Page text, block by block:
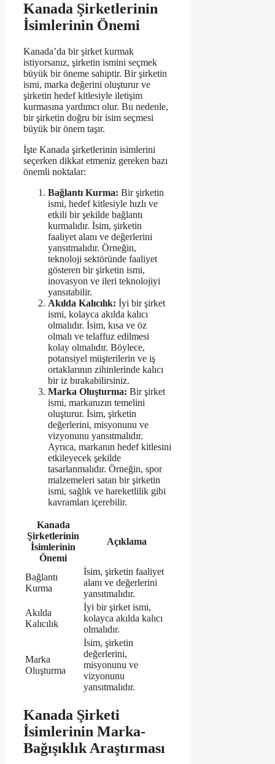
Kanada Şirketlerinin
İsimlerinin Önemi
Kanada’da bir şirket kurmak
istiyorsanız, şirketin ismini seçmek
büyük bir öneme sahiptir. Bir şirketin
ismi, marka değerini oluşturur ve
şirketin hedef kitlesiyle iletişim
kurmasına yardımcı olur. Bu nedenle,
bir şirketin doğru bir isim seçmesi
büyük bir önem taşır.
İşte Kanada şirketlerinin isimlerini
seçerken dikkat etmeniz gereken bazı
önemli noktalar:
Bağlantı Kurma: Bir şirketin
ismi, hedef kitlesiyle hızlı ve
etkili bir şekilde bağlantı
kurmalıdır. İsim, şirketin
faaliyet alanı ve değerlerini
yansıtmalıdır. Örneğin,
teknoloji sektöründe faaliyet
gösteren bir şirketin ismi,
inovasyon ve ileri teknolojiyi
yansıtabilir.
Akılda Kalıcılık: İyi bir şirket
ismi, kolayca akılda kalıcı
olmalıdır. İsim, kısa ve öz
olmalı ve telaffuz edilmesi
kolay olmalıdır. Böylece,
potansiyel müşterilerin ve iş
ortaklarının zihinlerinde kalıcı
bir iz bırakabilirsiniz.
Marka Oluşturma: Bir şirket
ismi, markanızın temelini
oluşturur. İsim, şirketin
değerlerini, misyonunu ve
vizyonunu yansıtmalıdır.
Ayrıca, markanın hedef kitlesini
etkileyecek şekilde
tasarlanmalıdır. Örneğin, spor
malzemeleri satan bir şirketin
ismi, sağlık ve hareketlilik gibi
kavramları içerebilir.
Kanada
Şirketlerinin
İsimlerinin
Önemi
Açıklama
Bağlantı
Kurma
İsim, şirketin faaliyet
alanı ve değerlerini
yansıtmalıdır.
Akılda
Kalıcılık
İyi bir şirket ismi,
kolayca akılda kalıcı
olmalıdır.
Marka
Oluşturma
İsim, şirketin
değerlerini,
misyonunu ve
vizyonunu
yansıtmalıdır.
Kanada Şirketi
İsimlerinin Marka-
Bağışıklık Araştırması